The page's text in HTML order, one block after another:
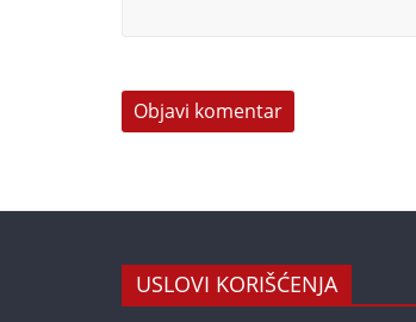
USLOVI KORIŠĆENJA